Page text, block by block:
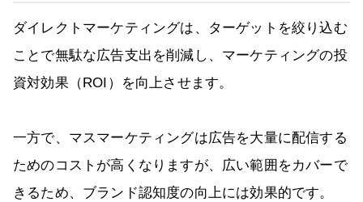
ダイレクトマーケティングは、ターゲットを絞り込む
ことで無駄な広告支出を削減し、マーケティングの投
資対効果（ROI）を向上させます。
一方で、マスマーケティングは広告を大量に配信する
ためのコストが高くなりますが、広い範囲をカバーで
きるため、ブランド認知度の向上には効果的です。